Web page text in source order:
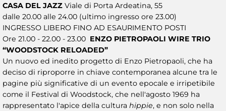
CASA DEL JAZZ Viale di Porta Ardeatina, 55
dalle 20.00 alle 24.00 (ultimo ingresso ore 23.00)
INGRESSO LIBERO FINO AD ESAURIMENTO POSTI
Ore 21.00 - 22.00 - 23.00 ENZO PIETROPAOLI WIRE TRIO
“WOODSTOCK RELOADED”
Un nuovo ed inedito progetto di Enzo Pietropaoli, che ha
deciso di riproporre in chiave contemporanea alcune tra le
pagine più significative di un evento epocale e irripetibile
come il Festival di Woodstock, che nell'agosto 1969 ha
rappresentato l'apice della cultura hippie, e non solo nella